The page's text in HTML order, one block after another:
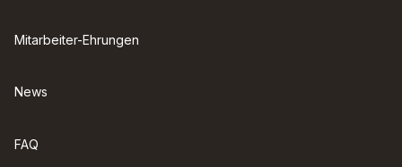
Mitarbeiter-Ehrungen
News
FAQ